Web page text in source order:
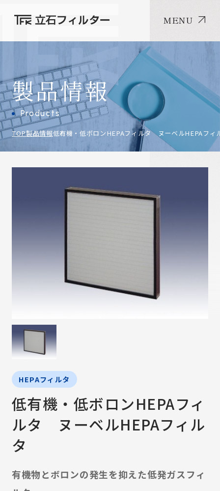
MENU
製品情報
Products
TOP製品情報低有機・低ボロンHEPAフィルタ ヌーベルHEPAフィ
HEPAフィルタ
低有機・低ボロンHEPAフィ
ルタ ヌーベルHEPAフィル
タ
有機物とボロンの発生を抑えた低発ガスフィ